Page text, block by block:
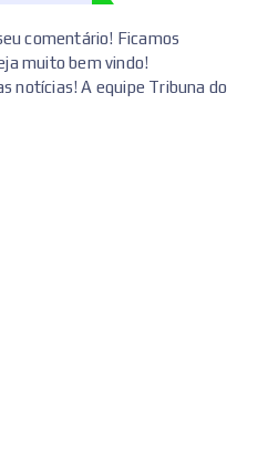
comentário! Ficamos
muito bem vindo!
notícias! A equipe Tribuna do